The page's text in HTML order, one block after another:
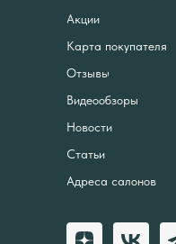
Акции
Карта покупателя
Отзывы
Видеообзоры
Новости
Статьи
Адреса салонов